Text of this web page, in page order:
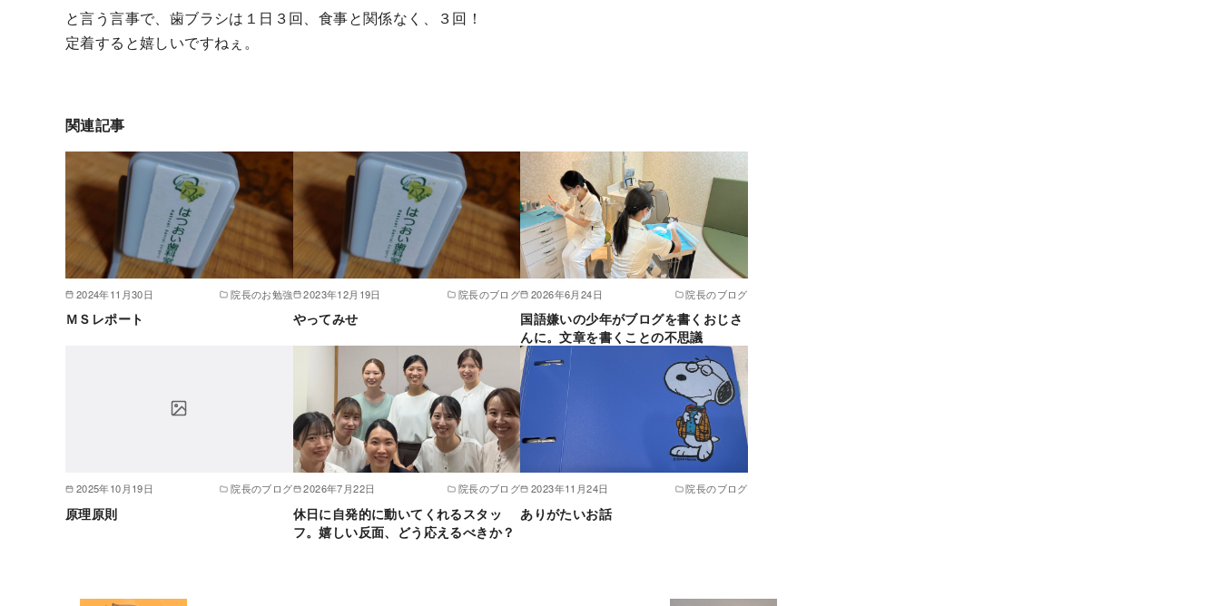
と言う言事で、歯ブラシは１日３回、食事と関係なく、３回！
定着すると嬉しいですねぇ。
関連記事
2024年11月30日 院長のお勉強
ＭＳレポート
2023年12月19日 院長のブログ
やってみせ
2026年6月24日 院長のブログ
国語嫌いの少年がブログを書くおじさ
んに。文章を書くことの不思議
2025年10月19日 院長のブログ
原理原則
2026年7月22日 院長のブログ
休日に自発的に動いてくれるスタッ
フ。嬉しい反面、どう応えるべきか？
2023年11月24日 院長のブログ
ありがたいお話